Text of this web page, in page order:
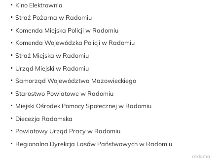
Kino Elektrownia
Straż Pożarna w Radomiu
Komenda Miejska Policji w Radomiu
Komenda Wojewódzka Policji w Radomiu
Straż Miejska w Radomiu
Urząd Miejski w Radomiu
Samorząd Województwa Mazowieckiego
Starostwo Powiatowe w Radomiu
Miejski Ośrodek Pomocy Społecznej w Radomiu
Diecezja Radomska
Powiatowy Urząd Pracy w Radomiu
Regionalna Dyrekcja Lasów Państwowych w Radomiu